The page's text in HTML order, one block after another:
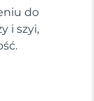
do
i szyi,